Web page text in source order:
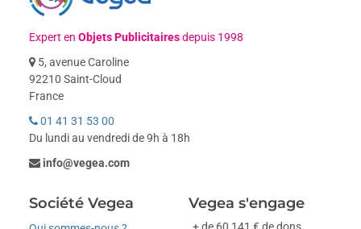
Expert enObjets Publicitairesdepuis 1998
5, avenue Caroline
92210 Saint-Cloud
France
01 41 31 53 00
Du lundi au vendredi de 9h à 18h
info@vegea.com
Société Vegea Vegea s'engage